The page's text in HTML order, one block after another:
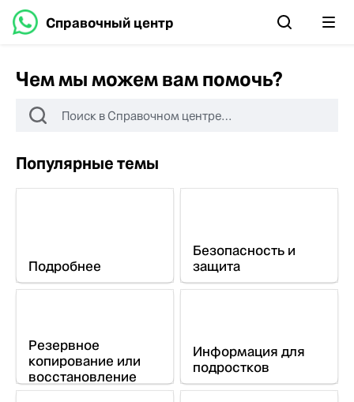
Справочный центр
Чем мы можем вам помочь?
Популярные темы
Подробнее
Безопасность и
защита
Резервное
копирование или
восстановление
чата
Информация для
подростков